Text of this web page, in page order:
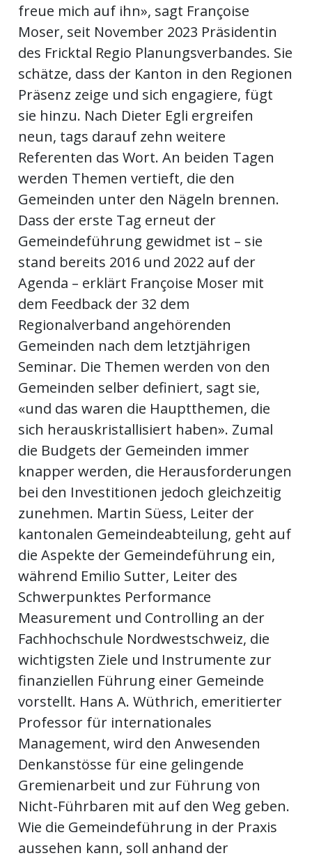
freue mich auf ihn», sagt Françoise
Moser, seit November 2023 Präsidentin
des Fricktal Regio Planungsverbandes. Sie
schätze, dass der Kanton in den Regionen
Präsenz zeige und sich engagiere, fügt
sie hinzu. Nach Dieter Egli ergreifen
neun, tags darauf zehn weitere
Referenten das Wort. An beiden Tagen
werden Themen vertieft, die den
Gemeinden unter den Nägeln brennen.
Dass der erste Tag erneut der
Gemeindeführung gewidmet ist – sie
stand bereits 2016 und 2022 auf der
Agenda – erklärt Françoise Moser mit
dem Feedback der 32 dem
Regionalverband angehörenden
Gemeinden nach dem letztjährigen
Seminar. Die Themen werden von den
Gemeinden selber definiert, sagt sie,
«und das waren die Hauptthemen, die
sich herauskristallisiert haben». Zumal
die Budgets der Gemeinden immer
knapper werden, die Herausforderungen
bei den Investitionen jedoch gleichzeitig
zunehmen. Martin Süess, Leiter der
kantonalen Gemeindeabteilung, geht auf
die Aspekte der Gemeindeführung ein,
während Emilio Sutter, Leiter des
Schwerpunktes Performance
Measurement und Controlling an der
Fachhochschule Nordwestschweiz, die
wichtigsten Ziele und Instrumente zur
finanziellen Führung einer Gemeinde
vorstellt. Hans A. Wüthrich, emeritierter
Professor für internationales
Management, wird den Anwesenden
Denkanstösse für eine gelingende
Gremienarbeit und zur Führung von
Nicht-Führbaren mit auf den Weg geben.
Wie die Gemeindeführung in der Praxis
aussehen kann, soll anhand der